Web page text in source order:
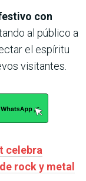
con
al público a
el espíritu
visitantes.
celebra
rock y metal